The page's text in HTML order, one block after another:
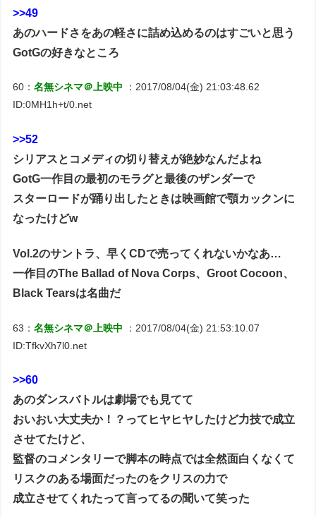
>>49
あのハードさをあの軽さに詰め込めるのはすごいと思う
GotGの好きなところ
60：名無シネマ＠上映中
：2017/08/04(金) 21:03:48.62
ID:0MH1h+t/0.net
>>52
シリアスとコメディの切り替えが絶妙なんだよね
GotG一作目の最初のモラグと最後のザンダーで
スターロードが踊り出したときは映画館で顎カックンに
なったけどw
Vol.2のサントラ、早くCDで売ってくれないかなあ…
一作目のThe Ballad of Nova Corps、Groot Cocoon、
Black Tearsは名曲だ
63：名無シネマ＠上映中
：2017/08/04(金) 21:53:10.07
ID:TfkvXh7l0.net
>>60
あのダンスバトルは劇場でも見てて
おいおい大丈夫か！？ってヒヤヒヤしたけど力技で成立
させてたけど、
監督のコメンタリーで脚本の時点では全然面白くなくて
リスクのある場面だったのをクリスの力で
成立させてくれたって言ってるの聞いて笑った